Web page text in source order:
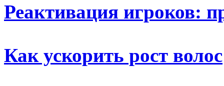
Реактивация игроков:
Как ускорить рост волос